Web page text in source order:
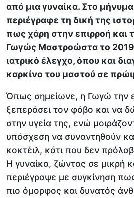
από μια γυναίκα. Στο
περιέγραφε τη δική της
πως χάρη στην επιρροή και
Γωγώς Μαστροώστα το
ιατρικό έλεγχο, όπου και
καρκίνο του μαστού σε
Όπως σημείωνε, η Γωγώ την
ξεπεράσει τον φόβο και να
στην υγεία της, ενώ
υπόσχεση να συναντηθούν
κοκτέιλ, κάτι που δεν
Η γυναίκα, ζώντας σε μικρή
περιέγραψε με συγκίνηση
πιο όμορφος και δυνατός